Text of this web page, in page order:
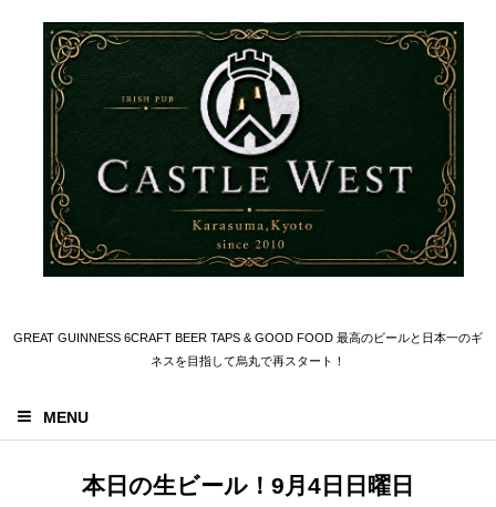
GREAT GUINNESS 6CRAFT BEER TAPS & GOOD FOOD 最高のビールと日本一のギ
ネスを目指して烏丸で再スタート！
MENU
本日の生ビール！9月4日日曜日